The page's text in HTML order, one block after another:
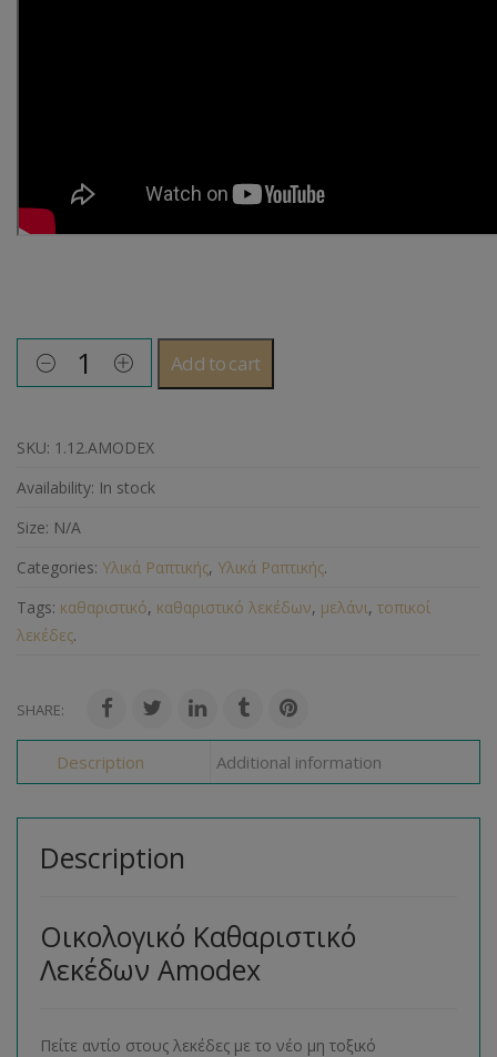
Add to cart
SKU: 1.12.AMODEX
Availability: In stock
Size: N/A
Categories: Υλικά Ραπτικής, Υλικά Ραπτικής.
Tags: καθαριστικό, καθαριστικό λεκέδων, μελάνι, τοπικοί
λεκέδες.
SHARE:
Description Additional information
Description
Οικολογικό Καθαριστικό
Λεκέδων Amodex
Πείτε αντίο στους λεκέδες με το νέο μη τοξικό